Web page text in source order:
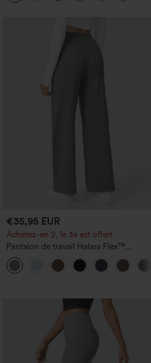
€35,95 EUR
Achetez-en 2, le 3e est offert
Pantalon de travail Halara Flex™
DayStretch à taille haute, avec poches et
coupe droite